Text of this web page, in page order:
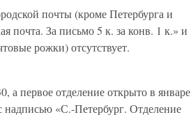
почты (кроме Петербурга и
почта. За письмо 5 к. за конв. 1 к.» и
рожки) отсутствует.
а первое отделение открыто в январе
надписью «С.-Петербург. Отделение